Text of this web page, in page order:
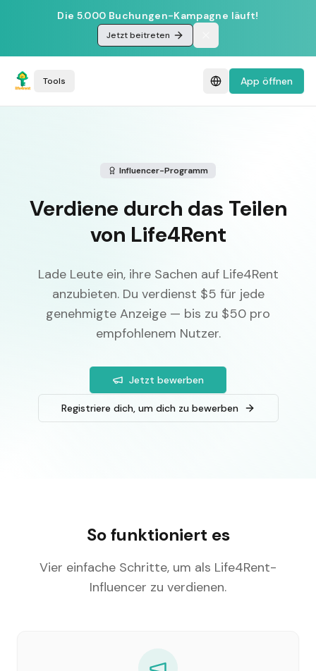
Die 5.000 Buchungen-Kampagne läuft!
Jetzt beitreten
Tools App öffnen
Influencer-Programm
Verdiene durch das Teilen
von Life4Rent
Lade Leute ein, ihre Sachen auf Life4Rent
anzubieten. Du verdienst $5 für jede
genehmigte Anzeige — bis zu $50 pro
empfohlenem Nutzer.
Jetzt bewerben
Registriere dich, um dich zu bewerben
So funktioniert es
Vier einfache Schritte, um als Life4Rent-
Influencer zu verdienen.